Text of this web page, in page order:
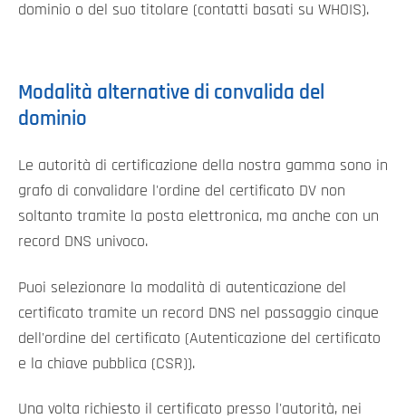
dominio o del suo titolare (contatti basati su WHOIS).
Modalità alternative di convalida del
dominio
Le autorità di certificazione della nostra gamma sono in
grafo di convalidare l'ordine del certificato DV non
soltanto tramite la posta elettronica, ma anche con un
record DNS univoco.
Puoi selezionare la modalità di autenticazione del
certificato tramite un record DNS nel passaggio cinque
dell'ordine del certificato (Autenticazione del certificato
e la chiave pubblica (CSR)).
Una volta richiesto il certificato presso l'autorità, nei